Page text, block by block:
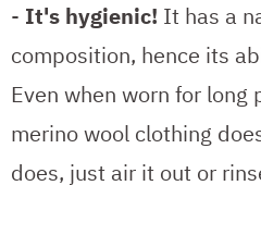
- It's hygienic! It has a
composition, hence its
Even when worn for long
merino wool clothing
does, just air it out or